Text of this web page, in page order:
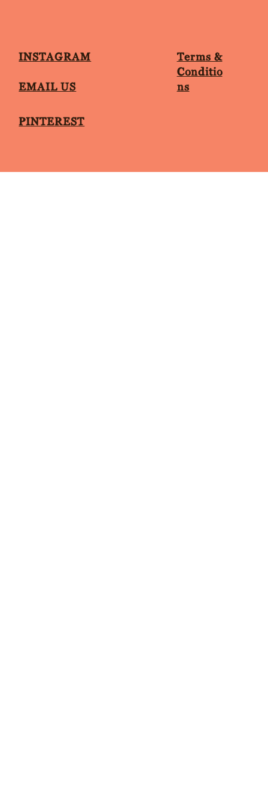
INSTAGRAM
EMAIL US
PINTEREST
Terms &
Conditio
ns